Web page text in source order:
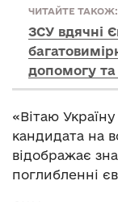
ЧИТАЙТЕ ТАКОЖ:
ЗСУ вдячні
допомогу
«Вітаю
кандидата на
відображає
поглибленні